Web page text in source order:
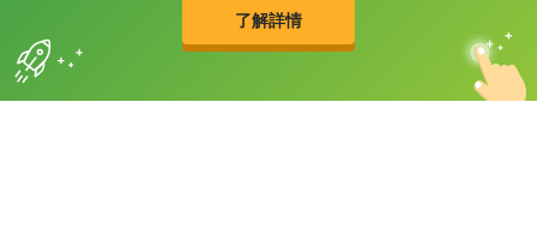
了解詳情
的品牌故事